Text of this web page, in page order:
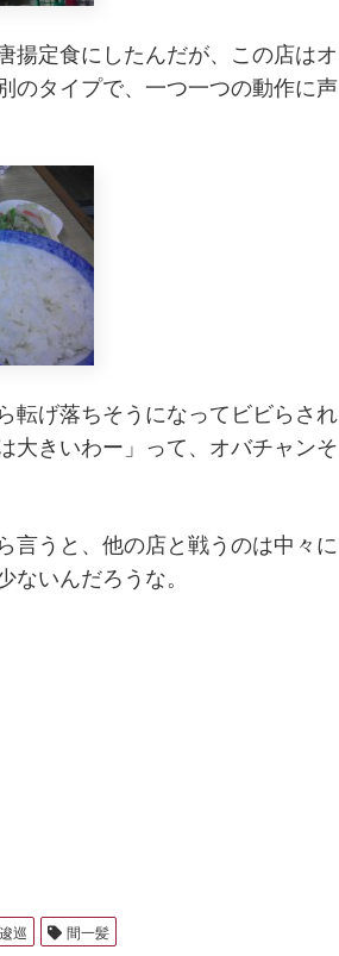
揚定食にしたんだが、この店はオ
タイプで、一つ一つの動作に声
転げ落ちそうになってビビらされ
きいわー」って、オバチャンそ
うと、他の店と戦うのは中々に
いんだろうな。
逡巡 間一髪